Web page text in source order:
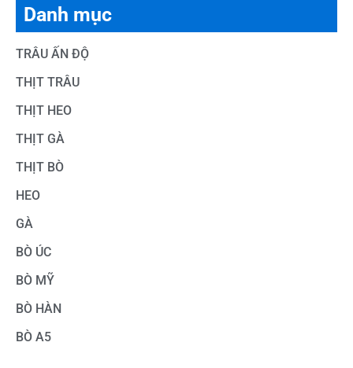
Danh mục
TRÂU ẤN ĐỘ
THỊT TRÂU
THỊT HEO
THỊT GÀ
THỊT BÒ
HEO
GÀ
BÒ ÚC
BÒ MỸ
BÒ HÀN
BÒ A5